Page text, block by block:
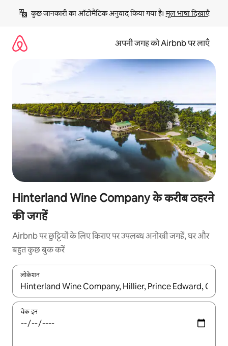
छोड़कर
कॉन्टेंट
कुछ जानकारी का ऑटोमैटिक अनुवाद किया गया है। मूल भाषा दिखाएँ
अपनी जगह को Airbnb पर लाएँ
Hinterland Wine Company के करीब ठहरने
की जगहें
Airbnb पर छुट्टियों के लिए किराए पर उपलब्ध अनोखी जगहें, घर और
बहुत कुछ बुक करें
लोकेशन
नतीजों के उपलब्ध होने पर, अप और डाउन 'ऐरो की' का इस्तेमाल करके नेविगेट
चेक इन